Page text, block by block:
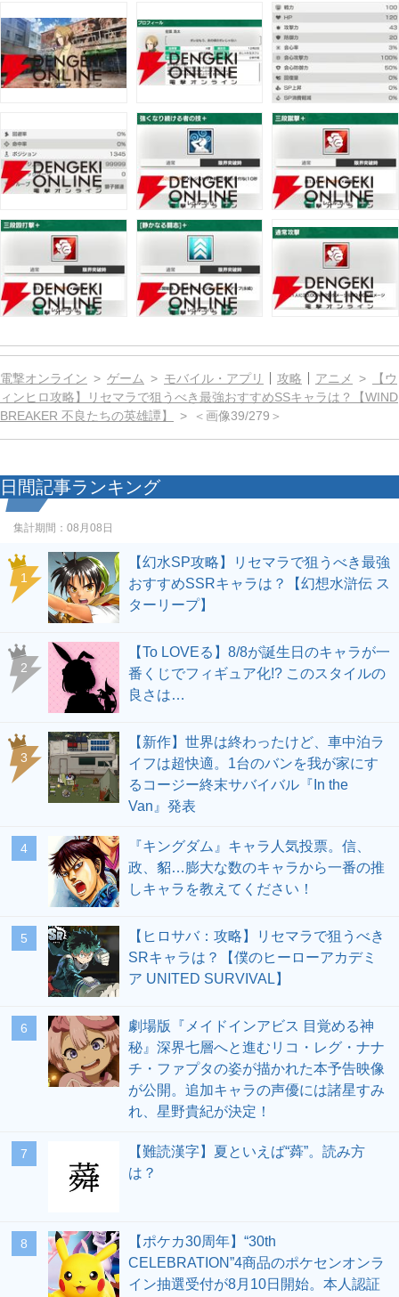
電撃オンライン ゲーム モバイル・アプリ 攻略 アニメ
【ウ
ィンヒロ攻略】リセマラで狙うべき最強おすすめSSキャラは？【WIND
BREAKER 不良たちの英雄譚】
＜画像39/279＞
日間記事ランキング
集計期間： 08月08日
1
【幻水SP攻略】リセマラで狙うべき最強
おすすめSSRキャラは？【幻想水滸伝 ス
ターリープ】
2
【To LOVEる】8/8が誕生日のキャラが一
番くじでフィギュア化!? このスタイルの
良さは…
3
【新作】世界は終わったけど、車中泊ラ
イフは超快適。1台のバンを我が家にす
るコージー終末サバイバル『In the
Van』発表
4
『キングダム』キャラ人気投票。信、
政、貂…膨大な数のキャラから一番の推
しキャラを教えてください！
5
【ヒロサバ：攻略】リセマラで狙うべき
SRキャラは？【僕のヒーローアカデミ
ア UNITED SURVIVAL】
6
劇場版『メイドインアビス 目覚める神
秘』深界七層へと進むリコ・レグ・ナナ
チ・ファプタの姿が描かれた本予告映像
が公開。追加キャラの声優には諸星すみ
れ、星野貴紀が決定！
7
【難読漢字】夏といえば“蕣”。読み方
は？
8
【ポケカ30周年】“30th
CELEBRATION”4商品のポケセンオンラ
イン抽選受付が8月10日開始。本人認証